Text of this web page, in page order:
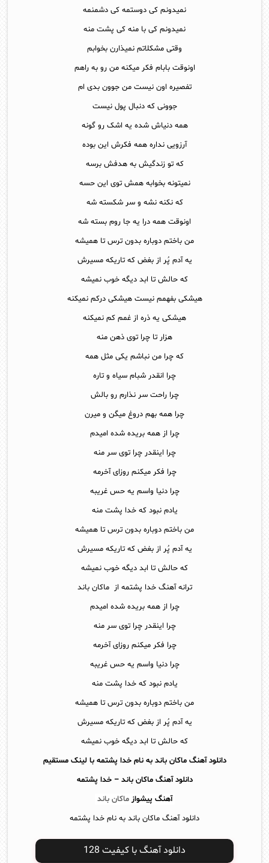
نمیدونم کی دوستمه کی دشمنمه
نمیدونم کی با منه کی پشت منه
وقتی مشکلاتم نمیذارن بخوابم
اونوقت بابام فکر میکنه من رو به راهم
تفصیره اون نیست من جوون بدی ام
جوونی که دنبال پول نیست
همه دنیاش شده یه اشک رو گونه
آرزویی نداره همه فکرش این بوده
که تو زندگیش به هدفش برسه
نمیتونه بخوابه همش توی این حسه
که نکنه نشه و سر شکسته شه
اونوقت همه درا یه جا روم بسته شه
من باختم دوباره بدون ترس تا همیشه
یه آدم پُر از بغض که تاریکه مسیرش
که حالش تا ابد دیگه خوب نمیشه
هیشکی بفهمم نیست هیشکی درکم نمیکنه
هیشکی یه ذره از غمم کم نمیکنه
هزار تا چرا توی ذهن منه
که چرا من نباشم یکی مثل همه
چرا انقدر شبام سیاه و تاره
چرا راحت سر نذارم رو بالش
چرا همه بهم دروغ میگن و میرن
چرا از همه بریده شده امیدم
چرا اینقدر چرا توی سر منه
چرا فکر میکنم روزای آخرمه
چرا دنیا واسم یه حس غریبه
یادم نبود که خدا پشت منه
من باختم دوباره بدون ترس تا همیشه
یه آدم پُر از بغض که تاریکه مسیرش
که حالش تا ابد دیگه خوب نمیشه
ترانه آهنگ خدا پشتمه از ماکان باند
چرا از همه بریده شده امیدم
چرا اینقدر چرا توی سر منه
چرا فکر میکنم روزای آخرمه
چرا دنیا واسم یه حس غریبه
یادم نبود که خدا پشت منه
من باختم دوباره بدون ترس تا همیشه
یه آدم پُر از بغض که تاریکه مسیرش
که حالش تا ابد دیگه خوب نمیشه
دانلود آهنگ ماکان باند به نام خدا پشتمه با لینک مستقیم
دانلود آهنگ ماکان باند – خدا پشتمه
آهنگ پیشواز ماکان باند
دانلود آهنگ ماکان باند به نام خدا پشتمه
دانلود آهنگ با کیفیت 128